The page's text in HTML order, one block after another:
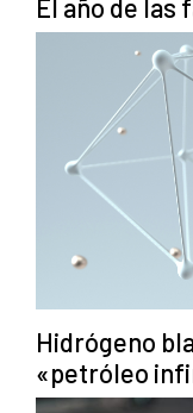
El año de las
Hidrógeno
«petróleo